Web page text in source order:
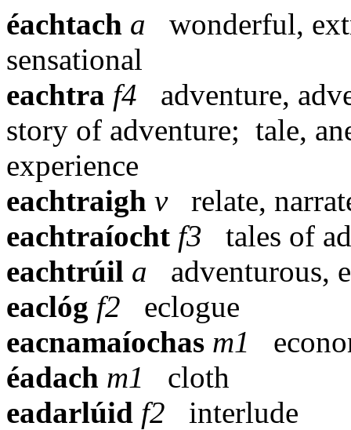
éachtach a
wonderful,
sensational
eachtra f4
adventure,
story of adventure; tale,
experience
eachtraigh v
relate,
eachtraíocht f3
tales of
eachtrúil a
adventurous,
eaclóg f2
eclogue
eacnamaíochas m1
éadach m1
cloth
eadarlúid f2
interlude